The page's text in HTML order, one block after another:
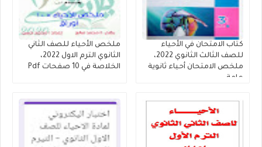
كتاب الامتحان في الأحياء
للصف الثالث الثانوي 2022،
ملخص الامتحان أحياء ثانوية
عامة
ملخص الأحياء للصف الثاني
الثانوي الترم الاول 2022،
الخلاصة في 10 صفحات Pdf